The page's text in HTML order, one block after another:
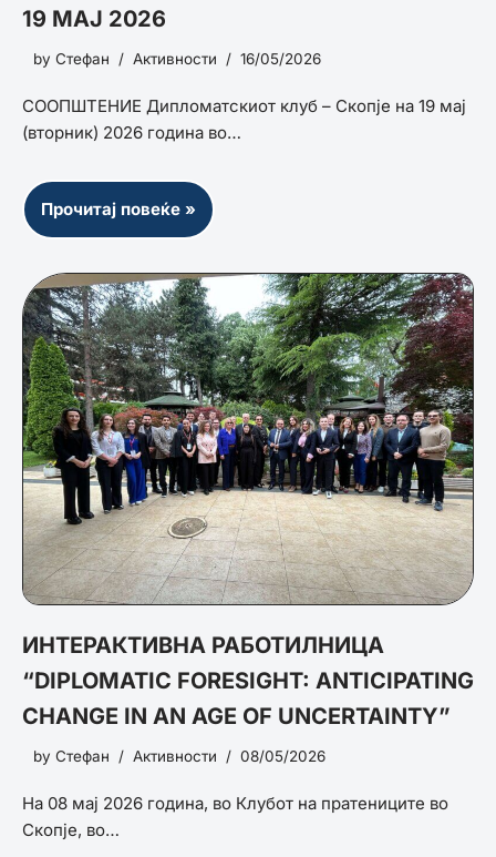
19 МАЈ 2026
by Стефан Активности 16/05/2026
СООПШТЕНИЕ Дипломатскиот клуб – Скопје на 19 мај
(вторник) 2026 година во…
Прочитај повеќе »
ИНТЕРАКТИВНА РАБОТИЛНИЦА
“DIPLOMATIC FORESIGHT: ANTICIPATING
CHANGE IN AN AGE OF UNCERTAINTY”
by Стефан Активности 08/05/2026
На 08 мај 2026 година, во Клубот на пратениците во
Скопје, во…